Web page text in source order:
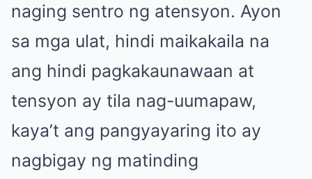
naging sentro ng atensyon. Ayon
sa mga ulat, hindi maikakaila na
ang hindi pagkakaunawaan at
tensyon ay tila nag-uumapaw,
kaya’t ang pangyayaring ito ay
nagbigay ng matinding